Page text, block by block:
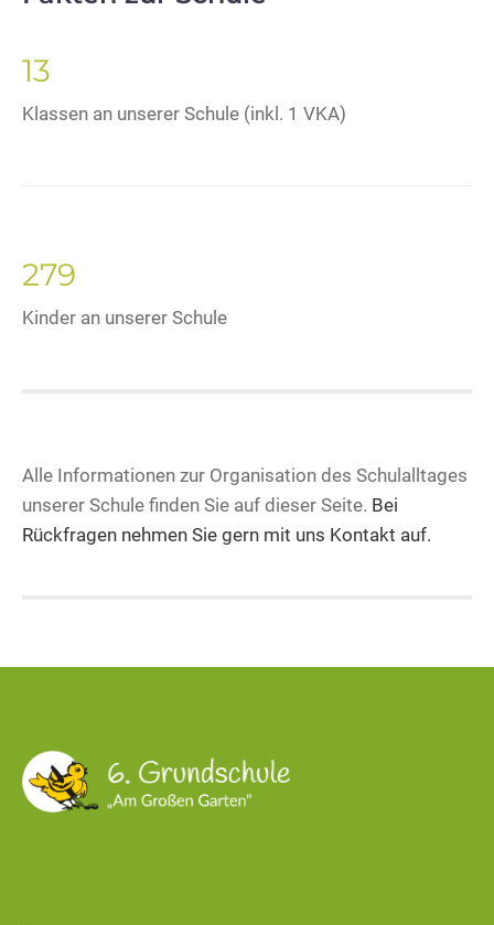
13
Klassen an unserer Schule (inkl. 1 VKA)
279
Kinder an unserer Schule
Alle Informationen zur Organisation des Schulalltages
unserer Schule finden Sie auf dieser Seite. Bei
Rückfragen nehmen Sie gern mit uns Kontakt auf.